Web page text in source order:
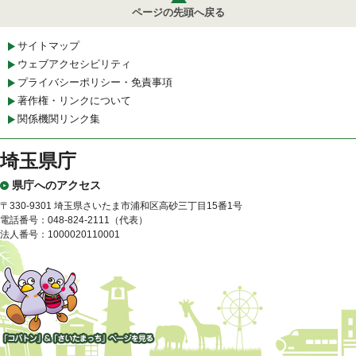
ページの先頭へ戻る
サイトマップ
ウェブアクセシビリティ
プライバシーポリシー・免責事項
著作権・リンクについて
関係機関リンク集
埼玉県庁
県庁へのアクセス
〒330-9301 埼玉県さいたま市浦和区高砂三丁目15番1号
電話番号：048-824-2111（代表）
法人番号：1000020110001
「コバトン」&「さいたまっ